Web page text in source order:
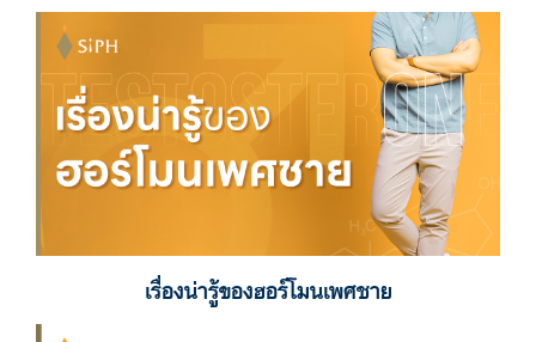
เรื่องน่ารู้ของฮอร์โมนเพศชาย